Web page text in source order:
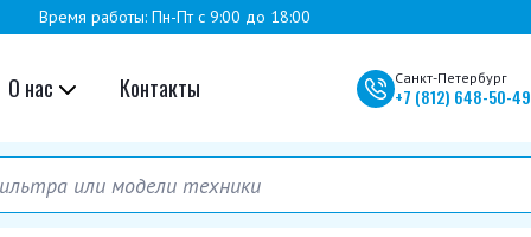
Время работы: Пн-Пт с 9:00 до 18:00
О нас Контакты Санкт-Петербург
+7 (812) 648-50-49